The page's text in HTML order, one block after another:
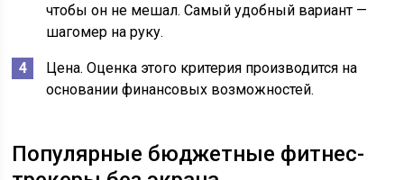
чтобы он не мешал. Самый удобный вариант —
шагомер на руку.
Цена. Оценка этого критерия производится на
основании финансовых возможностей.
Популярные бюджетные фитнес-